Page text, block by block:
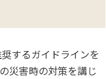
するガイドラインを
災害時の対策を講じ